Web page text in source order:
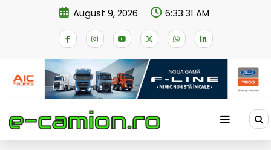
August 9, 2026 6:33:31 AM